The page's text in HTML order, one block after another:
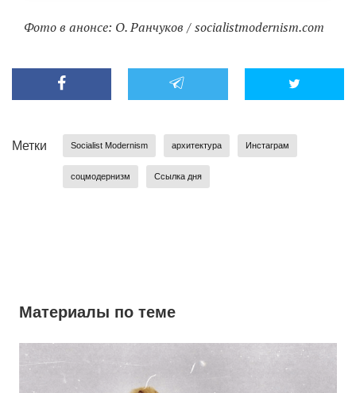
Фото в анонсе: О. Ранчуков / socialistmodernism.com
Метки Socialist Modernism архитектура Инстаграм
соцмодернизм Ссылка дня
Материалы по теме